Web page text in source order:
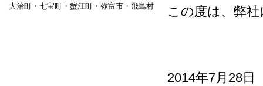
この度は、弊
2014年7月28
大治町・七宝町・蟹江町・弥富市・飛島村